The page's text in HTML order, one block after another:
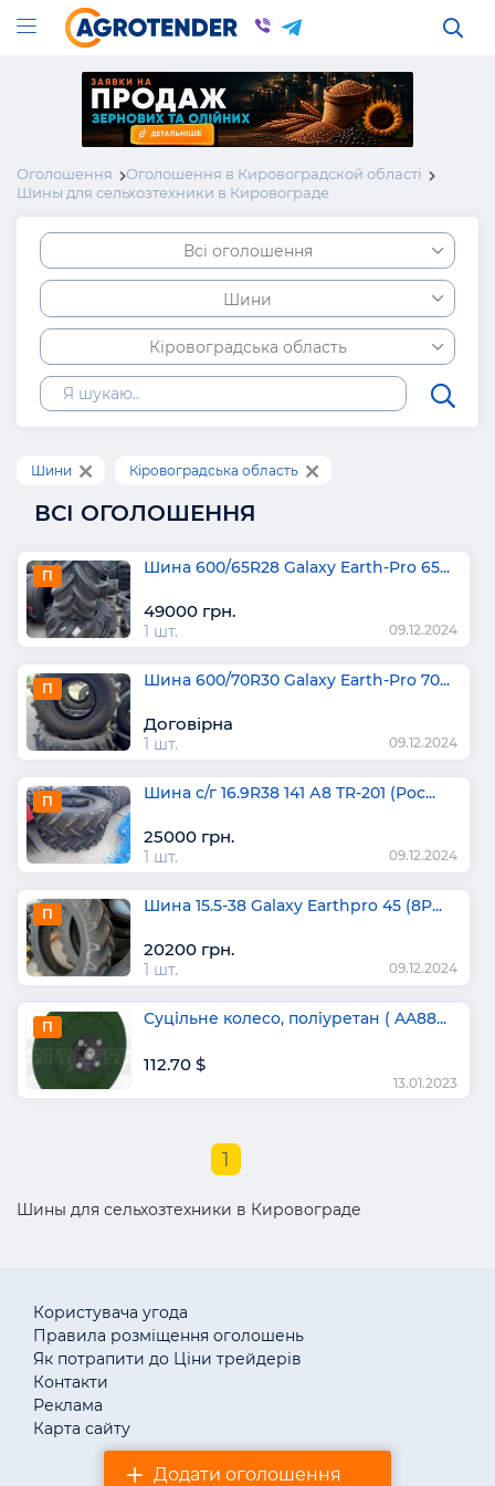
Оголошення
Оголошення в Кировоградской області
Шины для сельхозтехники в Кировограде
Всі оголошення
Шини
Кіровоградська область
Шини Кіровоградська область
ВСІ ОГОЛОШЕННЯ
П Шина 600/65R28 Galaxy Earth-Pro 65...
49000 грн.
1 шт. 09.12.2024
П Шина 600/70R30 Galaxy Earth-Pro 70...
Договірна
1 шт. 09.12.2024
П Шина с/г 16.9R38 141 А8 TR-201 (Рос...
25000 грн.
1 шт. 09.12.2024
П Шина 15.5-38 Galaxy Earthpro 45 (8P...
20200 грн.
1 шт. 09.12.2024
П Суцільне колесо, поліуретан ( AA88...
112.70 $
13.01.2023
1
Шины для сельхозтехники в Кировограде
Додати оголошення
Користувача угода
Правила розміщення оголошень
Як потрапити до Ціни трейдерів
Контакти
Реклама
Карта сайту